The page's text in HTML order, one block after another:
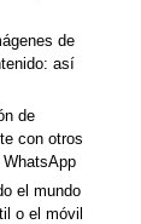
de
así
de
con otros
el mundo
o el móvil